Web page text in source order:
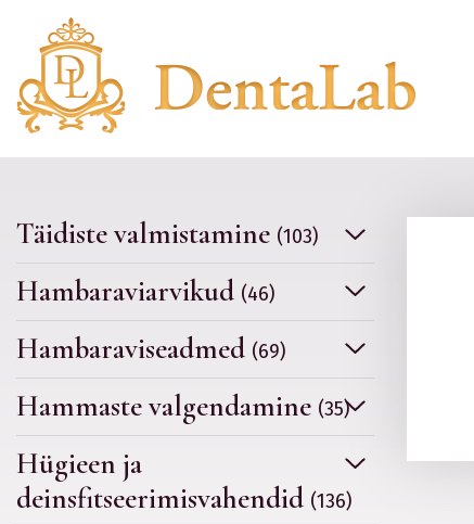
Täidiste valmistamine (103)
Hambaraviarvikud (46)
Hambaraviseadmed (69)
Hammaste valgendamine (35)
Hügieen ja
deinsfitseerimisvahendid (136)